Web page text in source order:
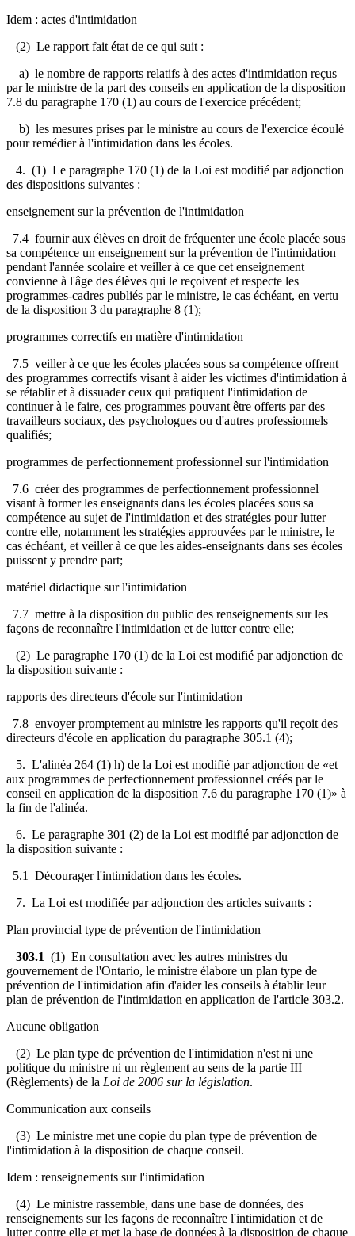
Idem : actes d'intimidation
(2) Le rapport fait état de ce qui suit :
a) le nombre de rapports relatifs à des actes d'intimidation reçus
par le ministre de la part des conseils en application de la disposition
7.8 du paragraphe 170 (1) au cours de l'exercice précédent;
b) les mesures prises par le ministre au cours de l'exercice écoulé
pour remédier à l'intimidation dans les écoles.
4. (1) Le paragraphe 170 (1) de la Loi est modifié par adjonction
des dispositions suivantes :
enseignement sur la prévention de l'intimidation
7.4 fournir aux élèves en droit de fréquenter une école placée sous
sa compétence un enseignement sur la prévention de l'intimidation
pendant l'année scolaire et veiller à ce que cet enseignement
convienne à l'âge des élèves qui le reçoivent et respecte les
programmes-cadres publiés par le ministre, le cas échéant, en vertu
de la disposition 3 du paragraphe 8 (1);
programmes correctifs en matière d'intimidation
7.5 veiller à ce que les écoles placées sous sa compétence offrent
des programmes correctifs visant à aider les victimes d'intimidation à
se rétablir et à dissuader ceux qui pratiquent l'intimidation de
continuer à le faire, ces programmes pouvant être offerts par des
travailleurs sociaux, des psychologues ou d'autres professionnels
qualifiés;
programmes de perfectionnement professionnel sur l'intimidation
7.6 créer des programmes de perfectionnement professionnel
visant à former les enseignants dans les écoles placées sous sa
compétence au sujet de l'intimidation et des stratégies pour lutter
contre elle, notamment les stratégies approuvées par le ministre, le
cas échéant, et veiller à ce que les aides-enseignants dans ses écoles
puissent y prendre part;
matériel didactique sur l'intimidation
7.7 mettre à la disposition du public des renseignements sur les
façons de reconnaître l'intimidation et de lutter contre elle;
(2) Le paragraphe 170 (1) de la Loi est modifié par adjonction de
la disposition suivante :
rapports des directeurs d'école sur l'intimidation
7.8 envoyer promptement au ministre les rapports qu'il reçoit des
directeurs d'école en application du paragraphe 305.1 (4);
5. L'alinéa 264 (1) h) de la Loi est modifié par adjonction de «et
aux programmes de perfectionnement professionnel créés par le
conseil en application de la disposition 7.6 du paragraphe 170 (1)» à
la fin de l'alinéa.
6. Le paragraphe 301 (2) de la Loi est modifié par adjonction de
la disposition suivante :
5.1 Décourager l'intimidation dans les écoles.
7. La Loi est modifiée par adjonction des articles suivants :
Plan provincial type de prévention de l'intimidation
303.1 (1) En consultation avec les autres ministres du
gouvernement de l'Ontario, le ministre élabore un plan type de
prévention de l'intimidation afin d'aider les conseils à établir leur
plan de prévention de l'intimidation en application de l'article 303.2.
Aucune obligation
(2) Le plan type de prévention de l'intimidation n'est ni une
politique du ministre ni un règlement au sens de la partie III
(Règlements) de la Loi de 2006 sur la législation.
Communication aux conseils
(3) Le ministre met une copie du plan type de prévention de
l'intimidation à la disposition de chaque conseil.
Idem : renseignements sur l'intimidation
(4) Le ministre rassemble, dans une base de données, des
renseignements sur les façons de reconnaître l'intimidation et de
lutter contre elle et met la base de données à la disposition de chaque